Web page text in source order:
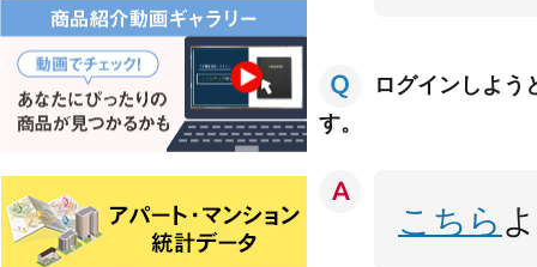
ログインしよう
す。
こちら